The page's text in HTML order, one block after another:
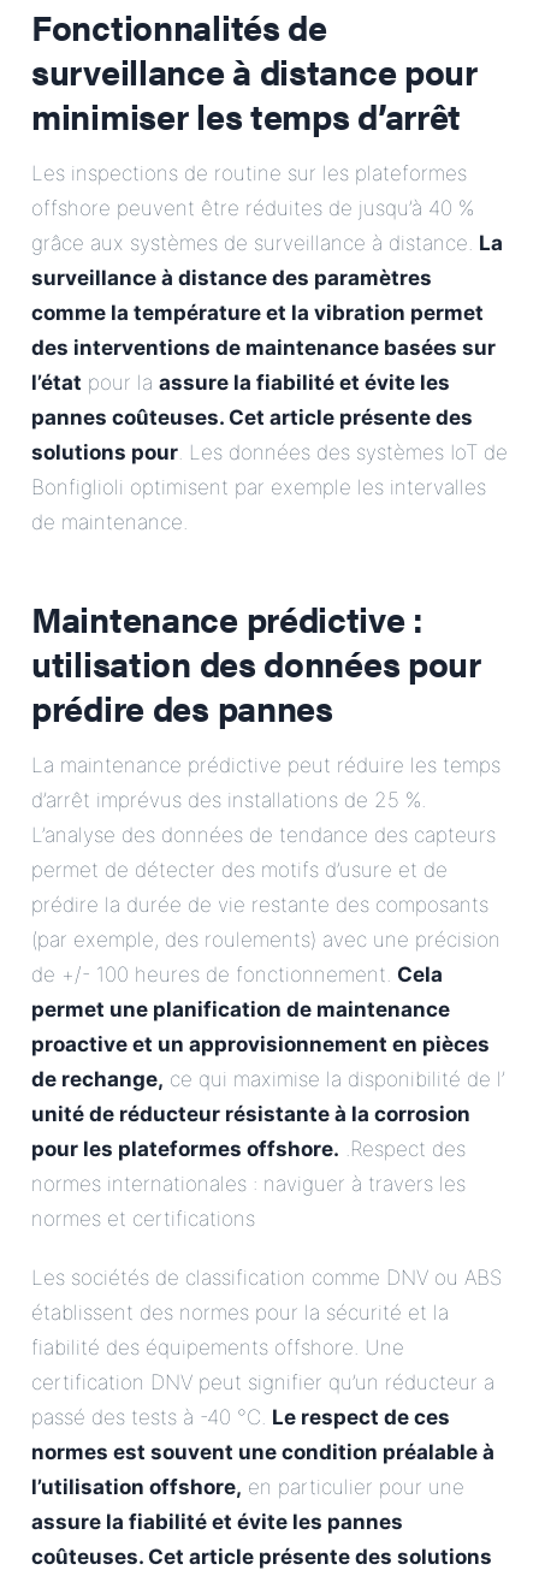
Fonctionnalités de
surveillance à distance pour
minimiser les temps d’arrêt
Les inspections de routine sur les plateformes
offshore peuvent être réduites de jusqu’à 40 %
grâce aux systèmes de surveillance à distance. La
surveillance à distance des paramètres
comme la température et la vibration permet
des interventions de maintenance basées sur
l’état pour la assure la fiabilité et évite les
pannes coûteuses. Cet article présente des
solutions pour. Les données des systèmes IoT de
Bonfiglioli optimisent par exemple les intervalles
de maintenance.
Maintenance prédictive :
utilisation des données pour
prédire des pannes
La maintenance prédictive peut réduire les temps
d’arrêt imprévus des installations de 25 %.
L’analyse des données de tendance des capteurs
permet de détecter des motifs d’usure et de
prédire la durée de vie restante des composants
(par exemple, des roulements) avec une précision
de +/- 100 heures de fonctionnement. Cela
permet une planification de maintenance
proactive et un approvisionnement en pièces
de rechange, ce qui maximise la disponibilité de l’
unité de réducteur résistante à la corrosion
pour les plateformes offshore. .Respect des
normes internationales : naviguer à travers les
normes et certifications
Les sociétés de classification comme DNV ou ABS
établissent des normes pour la sécurité et la
fiabilité des équipements offshore. Une
certification DNV peut signifier qu’un réducteur a
passé des tests à -40 °C. Le respect de ces
normes est souvent une condition préalable à
l’utilisation offshore, en particulier pour une
assure la fiabilité et évite les pannes
coûteuses. Cet article présente des solutions